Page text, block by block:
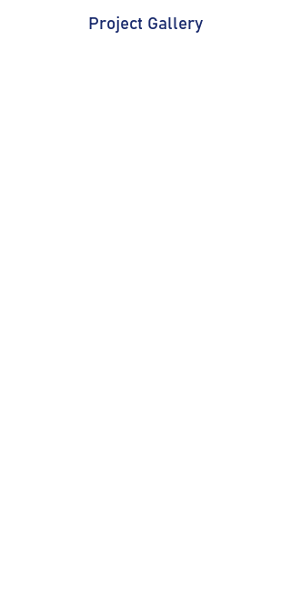
Project Gallery